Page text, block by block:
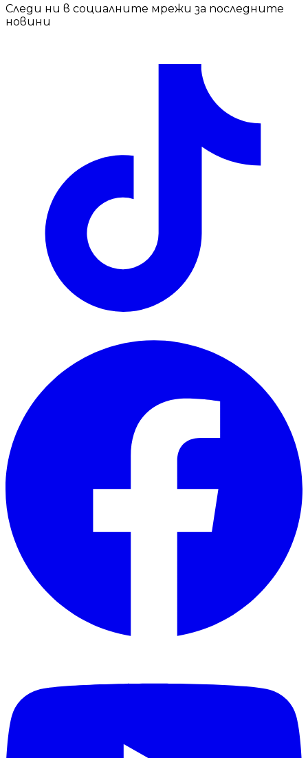
Следи ни в социалните мрежи за последните
новини